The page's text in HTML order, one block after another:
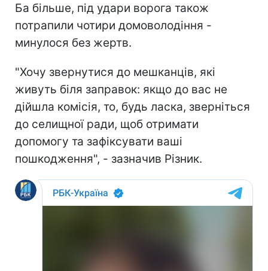
Ба більше, під удари ворога також
потрапили чотири домоволодіння -
минулося без жертв.
"Хочу звернутися до мешканців, які
живуть біля заправок: якщо до вас не
дійшла комісія, то, будь ласка, зверніться
до селищної ради, щоб отримати
допомогу та зафіксувати ваші
пошкодження", - зазначив Різник.